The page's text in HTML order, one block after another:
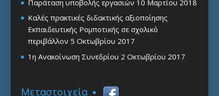
Παράταση υποβολής εργασιών 10 Μαρτίου 2018
Καλές πρακτικές διδακτικής αξιοποίησης
Εκπαιδευτικής Ρομποτικής σε σχολικό
περιβάλλον 5 Οκτωβρίου 2017
1η Ανακοίνωση Συνεδρίου 2 Οκτωβρίου 2017
Μεταστοιχεία